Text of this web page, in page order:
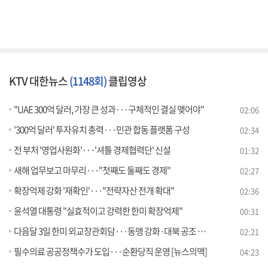
KTV 대한뉴스(1148회)클립영상
"UAE 300억 달러, 가장 큰 성과···구체적인 결실 맺어야" 02:06
'300억 달러' 투자유치 총력···민관 합동 플랫폼 구성 02:34
전 부처 '영업사원화'···'셔틀 경제협력단' 신설 01:32
새해 업무보고 마무리···"첫째도 둘째도 경제" 02:27
확장억제 강화 '재확인'···"전략자산 전개 확대" 02:36
윤석열 대통령 "실효적이고 강력한 한미 확장억제" 00:31
다음달 3일 한미 외교장관회담···동맹 강화·대북 공조 논의 02:21
필수의료 공공정책수가 도입···순환당직 운영 [뉴스의맥] 04:23